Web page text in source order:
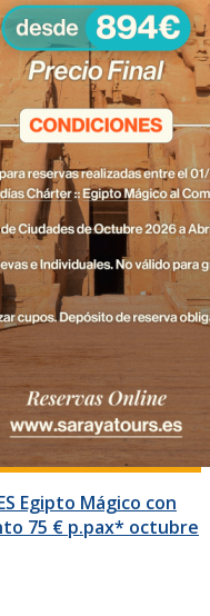
Egipto Mágico con
75 € p.pax* octubre